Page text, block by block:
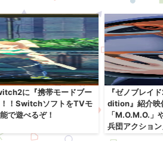
に『携帯モードブー
！！SwitchソフトをTVモ
で遊べるぞ！
『ゼノブレイ
dition』紹介映
「M.O.M.O.」
兵団アクション